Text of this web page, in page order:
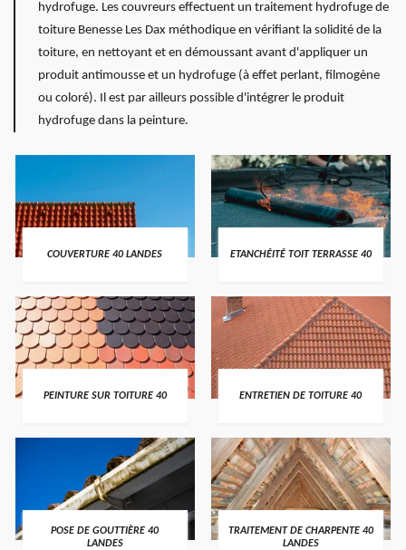
hydrofuge. Les couvreurs effectuent un traitement hydrofuge de
toiture Benesse Les Dax méthodique en vérifiant la solidité de la
toiture, en nettoyant et en démoussant avant d'appliquer un
produit antimousse et un hydrofuge (à effet perlant, filmogène
ou coloré). Il est par ailleurs possible d'intégrer le produit
hydrofuge dans la peinture.
COUVERTURE 40 LANDES ETANCHÉITÉ TOIT TERRASSE 40
PEINTURE SUR TOITURE 40 ENTRETIEN DE TOITURE 40
POSE DE GOUTTIÈRE 40
LANDES
TRAITEMENT DE CHARPENTE 40
LANDES